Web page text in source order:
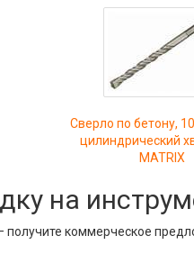
Сверло по бетону,
цилиндрический
MATRIX
на
получите коммерческое